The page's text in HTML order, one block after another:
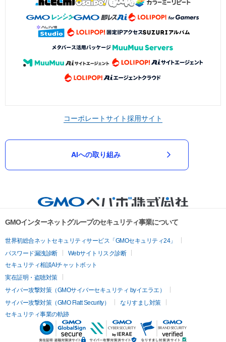
コーポレートサイト採用サイト
AIへの取り組み
GMOインターネットグループのセキュリティ事業について
世界初総合ネットセキュリティサービス「GMOセキュリティ24」
パスワード漏洩診断
Webサイトリスク診断
セキュリティ相談AIチャットボット
実在証明・盗聴対策
サイバー攻撃対策（GMOサイバーセキュリティ byイエラエ）
サイバー攻撃対策（GMO Flatt Security）
なりすまし対策
セキュリティ事業の軌跡